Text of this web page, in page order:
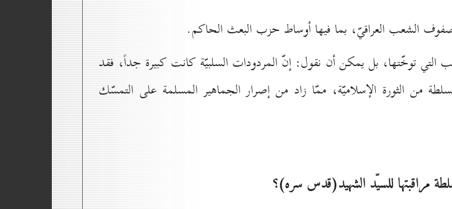
الشعب العراقيّ، بما فيها أوساط حزب البعث الحاكم.
توخّتها، بل يمكن أن نقول: إنّ المردودات السلبيّة كانت كبيرة جداً، فقد
من الثورة الإسلاميّة، ممّا زاد من إصرار الجماهير المسلمة على التمسّك
مراقبتها للسيّد الشهيد(قدس سره)؟